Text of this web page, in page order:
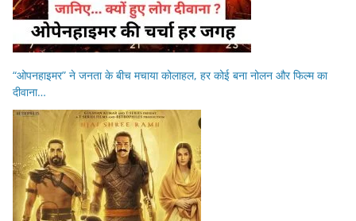
“ओपनहाइमर” ने जनता के बीच मचाया कोलाहल, हर कोई बना नोलन और फिल्म का
दीवाना…